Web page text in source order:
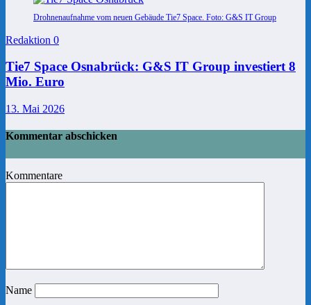
Drohnenaufnahme vom neuen Gebäude Tie7 Space. Foto: G&S IT Group
Redaktion 0
Tie7 Space Osnabrück: G&S IT Group investiert 8
Mio. Euro
13. Mai 2026
Kommentar abschicken
Kommentare
Name